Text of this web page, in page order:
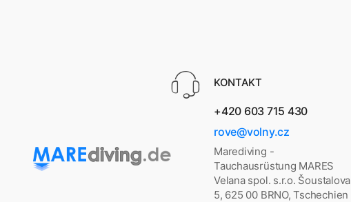
KONTAKT
+420 603 715 430
rove@volny.cz
Marediving -
Tauchausrüstung MARES
Velana spol. s.r.o. Šoustalova
5, 625 00 BRNO, Tschechien